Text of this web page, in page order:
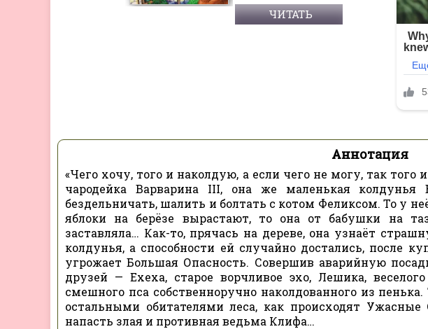
ЧИТАТЬ
Аннотация
«Чего хочу, того и наколдую, а если чего не могу, так
чародейка Варварина III, она же маленькая
бездельничать, шалить и болтать с котом Феликсом. То у
яблоки на берёзе вырастают, то она от бабушки на
заставляла… Как-то, прячась на дереве, она узнаёт
колдунья, а способности ей случайно достались, после
угрожает Большая Опасность. Совершив аварийную
друзей — Ехеха, старое ворчливое эхо, Лешика,
смешного пса собственноручно наколдованного из
остальными обитателями леса, как происходят
напасть злая и противная ведьма Клифа…